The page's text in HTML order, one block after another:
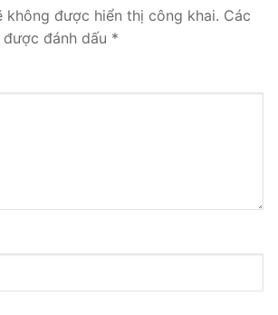
Yeastar S100
không được hiển thị công khai. Các
đánh dấu *